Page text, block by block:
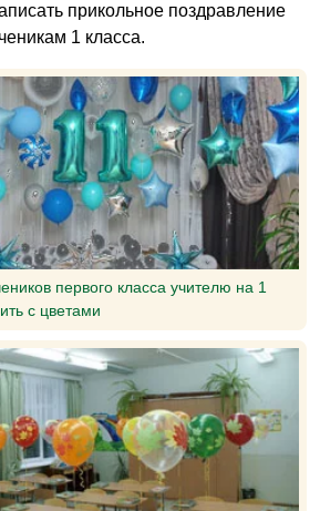
прикольное поздравление
1 класса.
первого класса учителю на 1
с цветами